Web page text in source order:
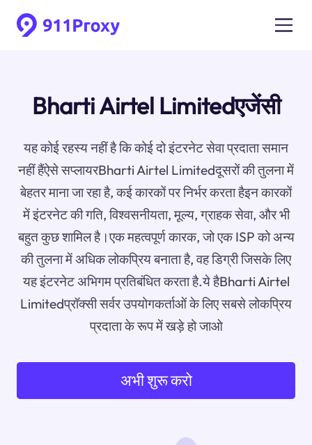
Bharti Airtel Limitedएजेंसी
यह कोई रहस्य नहीं है कि कोई दो इंटरनेट सेवा प्रदाता समान
नहीं हैंऐसे सप्लायरBharti Airtel Limitedदूसरों की तुलना में
बेहतर माना जा रहा है, कई कारकों पर निर्भर करता हैइन कारकों
में इंटरनेट की गति, विश्वसनीयता, मूल्य, ग्राहक सेवा, और भी
बहुत कुछ शामिल है।एक महत्वपूर्ण कारक, जो एक ISP को अन्य
की तुलना में अधिक लोकप्रिय बनाता है, वह डिग्री जिसके लिए
यह इंटरनेट अभिगम प्रतिबंधित करता है.ये हैBharti Airtel
Limitedप्रॉक्सी सर्वर उपयोगकर्ताओं के लिए सबसे लोकप्रिय
प्रदाता के रूप में खड़े हो जाओ
अभी शुरू करो